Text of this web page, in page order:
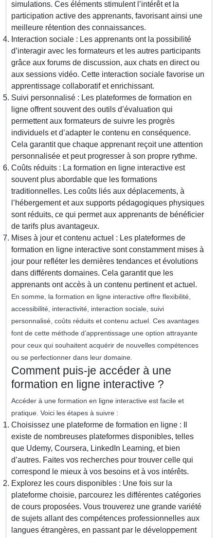
simulations. Ces éléments stimulent l’intérêt et la
participation active des apprenants, favorisant ainsi une
meilleure rétention des connaissances.
Interaction sociale : Les apprenants ont la possibilité
d’interagir avec les formateurs et les autres participants
grâce aux forums de discussion, aux chats en direct ou
aux sessions vidéo. Cette interaction sociale favorise un
apprentissage collaboratif et enrichissant.
Suivi personnalisé : Les plateformes de formation en
ligne offrent souvent des outils d’évaluation qui
permettent aux formateurs de suivre les progrès
individuels et d’adapter le contenu en conséquence.
Cela garantit que chaque apprenant reçoit une attention
personnalisée et peut progresser à son propre rythme.
Coûts réduits : La formation en ligne interactive est
souvent plus abordable que les formations
traditionnelles. Les coûts liés aux déplacements, à
l’hébergement et aux supports pédagogiques physiques
sont réduits, ce qui permet aux apprenants de bénéficier
de tarifs plus avantageux.
Mises à jour et contenu actuel : Les plateformes de
formation en ligne interactive sont constamment mises à
jour pour refléter les dernières tendances et évolutions
dans différents domaines. Cela garantit que les
apprenants ont accès à un contenu pertinent et actuel.
En somme, la formation en ligne interactive offre flexibilité,
accessibilité, interactivité, interaction sociale, suivi
personnalisé, coûts réduits et contenu actuel. Ces avantages
font de cette méthode d’apprentissage une option attrayante
pour ceux qui souhaitent acquérir de nouvelles compétences
ou se perfectionner dans leur domaine.
Comment puis-je accéder à une
formation en ligne interactive ?
Accéder à une formation en ligne interactive est facile et
pratique. Voici les étapes à suivre :
Choisissez une plateforme de formation en ligne : Il
existe de nombreuses plateformes disponibles, telles
que Udemy, Coursera, LinkedIn Learning, et bien
d’autres. Faites vos recherches pour trouver celle qui
correspond le mieux à vos besoins et à vos intérêts.
Explorez les cours disponibles : Une fois sur la
plateforme choisie, parcourez les différentes catégories
de cours proposées. Vous trouverez une grande variété
de sujets allant des compétences professionnelles aux
langues étrangères, en passant par le développement